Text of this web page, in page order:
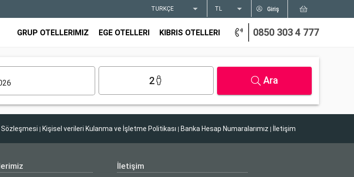
TÜRKÇE TL Giriş
GRUP OTELLERIMIZ EGE OTELLERI KIBRIS OTELLERI 0850 303 4 777
2 Ara
Sözleşmesi | Kişisel verileri Kulanma ve İşletme Politikası | Banka Hesap Numaralarımız | İletişim
İletişim